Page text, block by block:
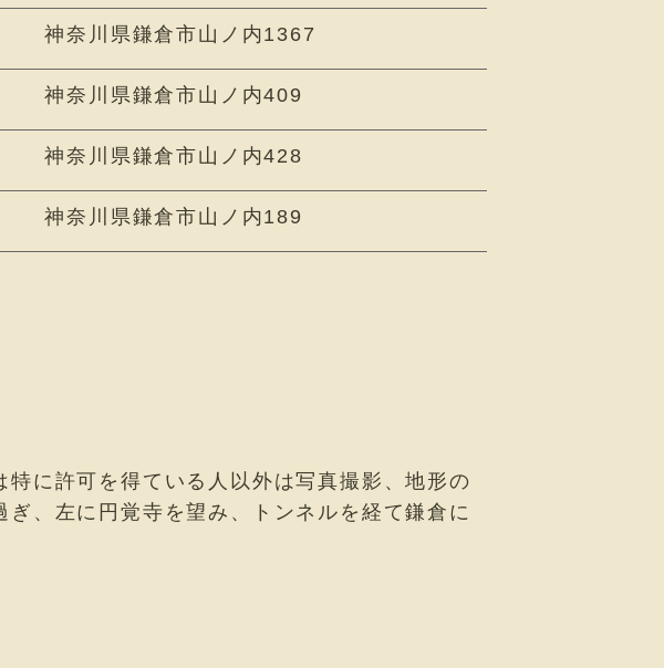
神奈川県鎌倉市山ノ内1367
神奈川県鎌倉市山ノ内409
神奈川県鎌倉市山ノ内428
神奈川県鎌倉市山ノ内189
に許可を得ている人以外は写真撮影、地形の
、左に円覚寺を望み、トンネルを経て鎌倉に